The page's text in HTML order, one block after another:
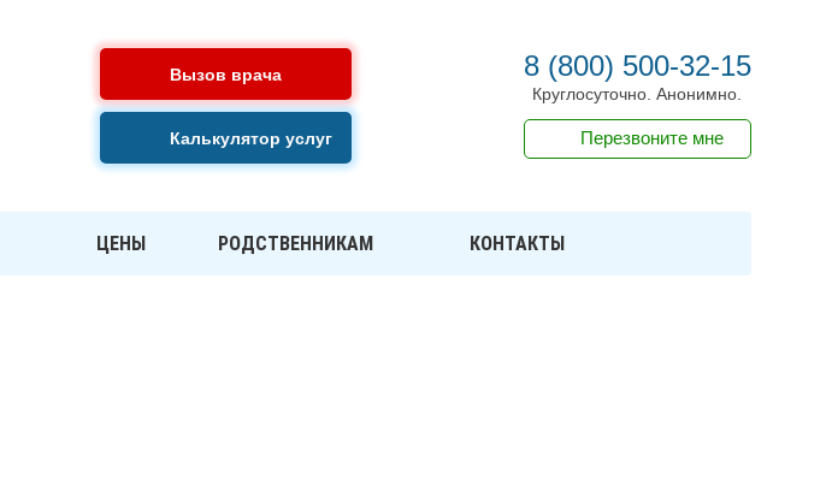
Вызов врача
Калькулятор услуг
8 (800) 500-32-15
Круглосуточно. Анонимно.
Перезвоните мне
ЦЕНЫ РОДСТВЕННИКАМ КОНТАКТЫ